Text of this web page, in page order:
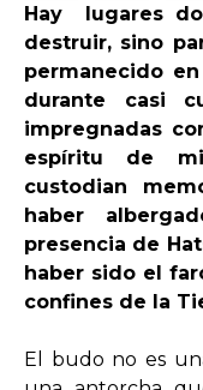
Hay lugares
destruir, sino
permanecido
durante casi
impregnadas
espíritu de
custodian
haber
presencia de
haber sido el
confines de la
El budo no es